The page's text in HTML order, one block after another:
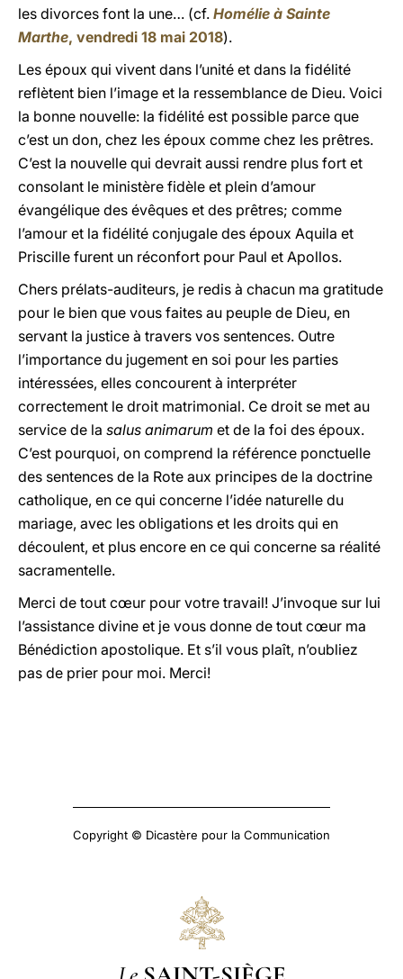
les divorces font la une… (cf. Homélie à Sainte
Marthe, vendredi 18 mai 2018).
Les époux qui vivent dans l’unité et dans la fidélité
reflètent bien l’image et la ressemblance de Dieu. Voici
la bonne nouvelle: la fidélité est possible parce que
c’est un don, chez les époux comme chez les prêtres.
C’est la nouvelle qui devrait aussi rendre plus fort et
consolant le ministère fidèle et plein d’amour
évangélique des évêques et des prêtres; comme
l’amour et la fidélité conjugale des époux Aquila et
Priscille furent un réconfort pour Paul et Apollos.
Chers prélats-auditeurs, je redis à chacun ma gratitude
pour le bien que vous faites au peuple de Dieu, en
servant la justice à travers vos sentences. Outre
l’importance du jugement en soi pour les parties
intéressées, elles concourent à interpréter
correctement le droit matrimonial. Ce droit se met au
service de la salus animarum et de la foi des époux.
C’est pourquoi, on comprend la référence ponctuelle
des sentences de la Rote aux principes de la doctrine
catholique, en ce qui concerne l’idée naturelle du
mariage, avec les obligations et les droits qui en
découlent, et plus encore en ce qui concerne sa réalité
sacramentelle.
Merci de tout cœur pour votre travail! J’invoque sur lui
l’assistance divine et je vous donne de tout cœur ma
Bénédiction apostolique. Et s’il vous plaît, n’oubliez
pas de prier pour moi. Merci!
Copyright © Dicastère pour la Communication